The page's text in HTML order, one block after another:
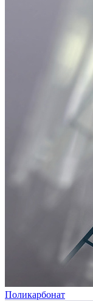
Поликарбонат